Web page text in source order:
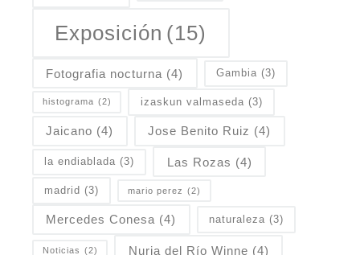
Exposición (15)
Fotografia nocturna (4) Gambia (3)
histograma (2) izaskun valmaseda (3)
Jaicano (4) Jose Benito Ruiz (4)
la endiablada (3) Las Rozas (4)
madrid (3) mario perez (2)
Mercedes Conesa (4) naturaleza (3)
Noticias (2) Nuria del Río Winne (4)